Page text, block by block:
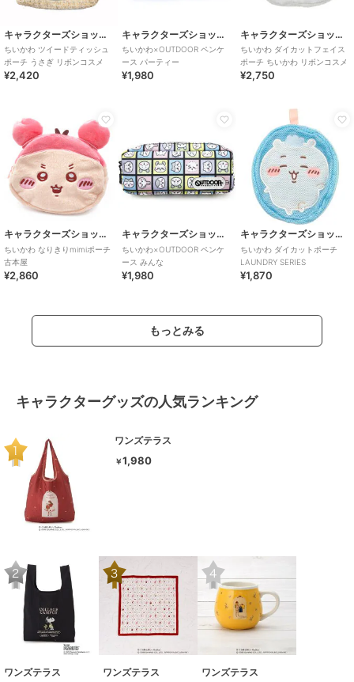
キャラクターズショップ ラフラフ
ちいかわ ツイードティッシュ
ポーチ うさぎ リボンコスメ
¥2,420
キャラクターズショップ ラフラフ
ちいかわ×OUTDOOR ペンケ
ース パーティー
¥1,980
キャラクターズショップ ラフラフ
ちいかわ ダイカットフェイス
ポーチ ちいかわ リボンコスメ
¥2,750
キャラクターズショップ ラフラフ
ちいかわ なりきりmimiポーチ
古本屋
¥2,860
キャラクターズショップ ラフラフ
ちいかわ×OUTDOOR ペンケ
ース みんな
¥1,980
キャラクターズショップ ラフラフ
ちいかわ ダイカットポーチ
LAUNDRY SERIES
¥1,870
もっとみる
キャラクターグッズの人気ランキング
ワンズテラス
￥1,980
ワンズテラス ワンズテラス ワンズテラス